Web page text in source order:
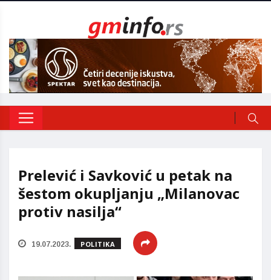
Prelević i Savković u petak na
šestom okupljanju „Milanovac
protiv nasilja“
19.07.2023. POLITIKA